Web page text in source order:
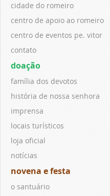
cidade do romeiro
centro de apoio ao romeiro
centro de eventos pe. vitor
contato
doação
família dos devotos
história de nossa senhora
imprensa
locais turísticos
loja oficial
notícias
novena e festa
o santuário